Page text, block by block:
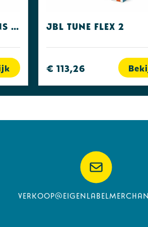
Fresh 'n Rebel Twins Fuse Steel Blue JBL Tune Flex 2
€ 113,26